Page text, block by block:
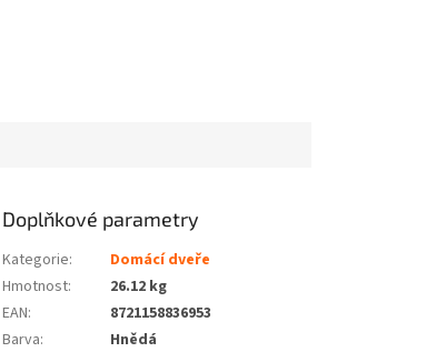
Doplňkové parametry
Kategorie:
Domácí dveře
Hmotnost:
26.12 kg
EAN:
8721158836953
Barva:
Hnědá